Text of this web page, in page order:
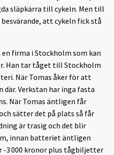
släpkärra till cykeln. Men till
att cykeln fick stå
firma i Stockholm som kan
Han tar tåget till Stockholm
När Tomas åker för att
Verkstan har inga fasta
När Tomas äntligen får
sätter det på plats så får
är trasig och det blir
innan batteriet äntligen
-3 000 kronor plus tågbiljetter